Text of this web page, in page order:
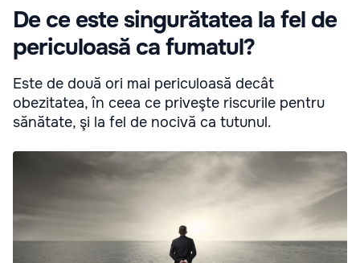
De ce este singurătatea la fel de
periculoasă ca fumatul?
Este de două ori mai periculoasă decât
obezitatea, în ceea ce priveşte riscurile pentru
sănătate, şi la fel de nocivă ca tutunul.